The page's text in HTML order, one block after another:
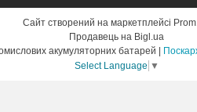
Сайт створений на маркетплейсі
Продавець на Bigl.ua
Select Language ▼